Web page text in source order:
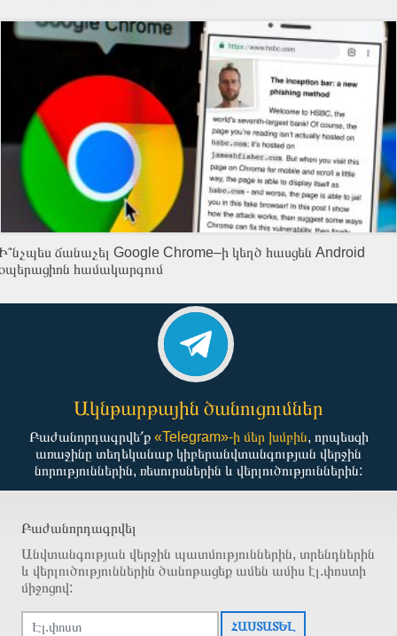
ճանաչել Google Chrome–ի կեղծ հասցեն Android
համակարգում
Ակնթարթային ծանուցումներ
Բաժանորդագրվե՛ք «Telegram»-ի մեր խմբին, որպեսզի
առաջինը տեղեկանաք կիբերանվտանգության վերջին
նորություններին, ռեսուրսներին և վերլուծություններին:
Բաժանորդագրվել
Անվտանգության վերջին պատմություններին, տրենդներին
և վերլուծություններին ծանոթացեք ամեն ամիս էլ.փոստի
միջոցով:
ՀԱՍՏԱՏԵԼ